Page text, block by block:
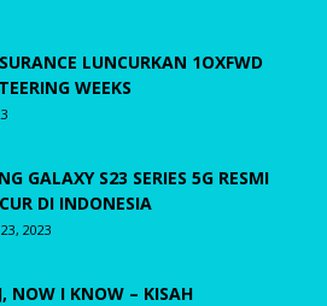
LUNCURKAN 1OXFWD
WEEKS
GALAXY S23 SERIES 5G RESMI
DI INDONESIA
2023
NOW I KNOW – KISAH